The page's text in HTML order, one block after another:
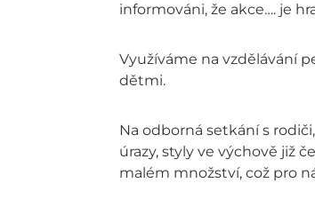
informováni, že akce…. je
Využíváme na vzdělávání
dětmi.
Na odborná setkání s
úrazy, styly ve výchově již
malém množství, což pro